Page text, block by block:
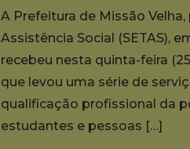
A Prefeitura de Missão
Assistência Social (SETAS),
recebeu nesta quinta-feira
que levou uma série de
qualificação profissional da
estudantes e pessoas […]